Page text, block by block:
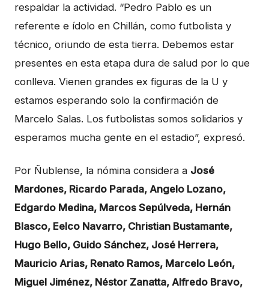
respaldar la actividad. “Pedro Pablo es un
referente e ídolo en Chillán, como futbolista y
técnico, oriundo de esta tierra. Debemos estar
presentes en esta etapa dura de salud por lo que
conlleva. Vienen grandes ex figuras de la U y
estamos esperando solo la confirmación de
Marcelo Salas. Los futbolistas somos solidarios y
esperamos mucha gente en el estadio”, expresó.
Por Ñublense, la nómina considera a José
Mardones, Ricardo Parada, Angelo Lozano,
Edgardo Medina, Marcos Sepúlveda, Hernán
Blasco, Eelco Navarro, Christian Bustamante,
Hugo Bello, Guido Sánchez, José Herrera,
Mauricio Arias, Renato Ramos, Marcelo León,
Miguel Jiménez, Néstor Zanatta, Alfredo Bravo,